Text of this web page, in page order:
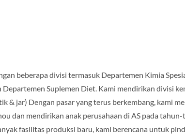
beberapa divisi termasuk Departemen Kimia
Suplemen Diet. Kami mendirikan divisi
& jar) Dengan pasar yang terus berkembang, kami
dan mendirikan anak perusahaan di AS pada
fasilitas produksi baru, kami berencana untuk